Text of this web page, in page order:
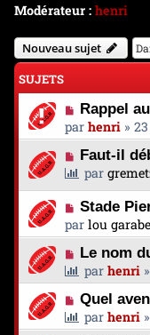
Modérateur : henri
Nouveau sujet
SUJETS
Rappel
par henri »
Faut-il
par
Stade
par lou
Le nom
par henri »
Quel
par henri »